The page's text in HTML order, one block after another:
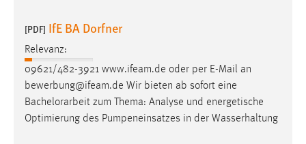
[PDF] IfE BA Dorfner
Relevanz:
09621/482-3921 www.ifeam.de oder per E-Mail an
bewerbung@ifeam.de Wir bieten ab sofort eine
Bachelorarbeit zum Thema: Analyse und energetische
Optimierung des Pumpeneinsatzes in der Wasserhaltung